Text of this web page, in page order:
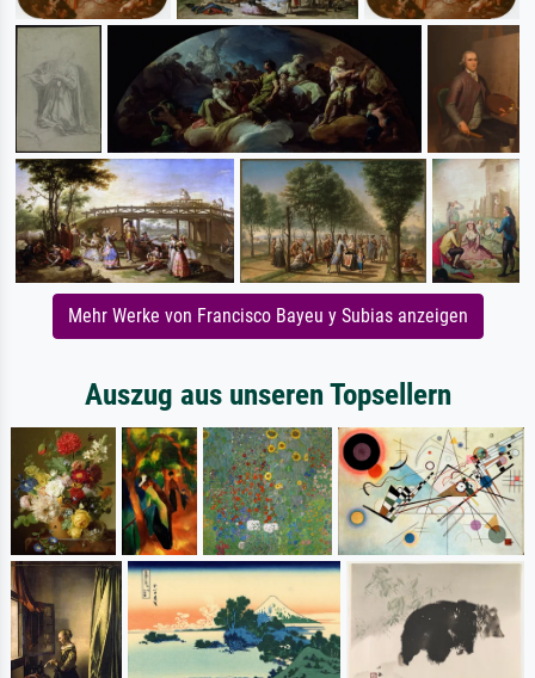
Mehr Werke von Francisco Bayeu y Subias anzeigen
Auszug aus unseren Topsellern